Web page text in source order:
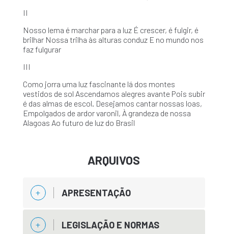
II
Nosso lema é marchar para a luz É crescer, é fulgir, é
brilhar Nossa trilha às alturas conduz E no mundo nos
faz fulgurar
III
Como jorra uma luz fascinante lá dos montes
vestidos de sol Ascendamos alegres avante Pois subir
é das almas de escol. Desejamos cantar nossas loas,
Empolgados de ardor varonil, À grandeza de nossa
Alagoas Ao futuro de luz do Brasil
ARQUIVOS
APRESENTAÇÃO
LEGISLAÇÃO E NORMAS